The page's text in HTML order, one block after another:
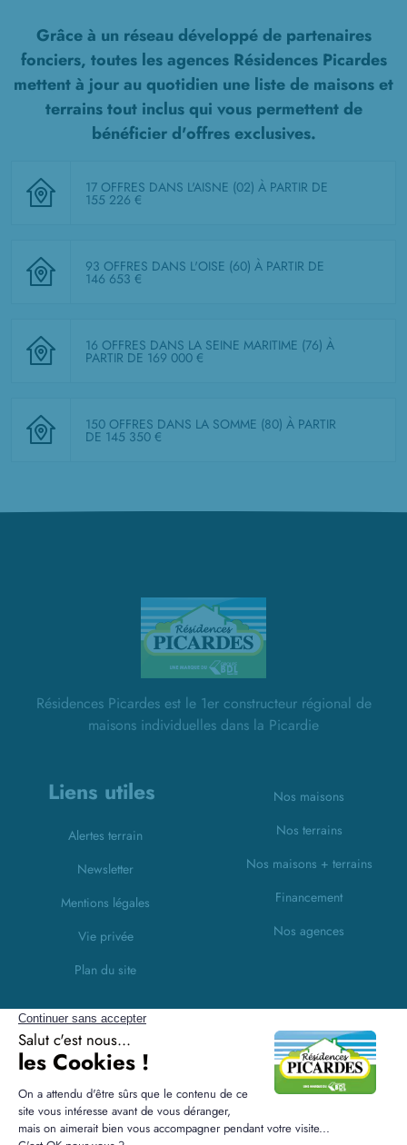
Grâce à un réseau développé de partenaires
fonciers, toutes les agences Résidences Picardes
mettent à jour au quotidien une liste de maisons et
terrains tout inclusqui vous permettent de
bénéficier d'offres exclusives.
17 OFFRES DANS L'AISNE (02) À PARTIR DE
155 226 €
93 OFFRES DANS L'OISE (60) À PARTIR DE
146 653 €
16 OFFRES DANS LA SEINE MARITIME (76) À
PARTIR DE 169 000 €
150 OFFRES DANS LA SOMME (80) À PARTIR
DE 145 350 €
Résidences Picardes est le 1er constructeur régional de
maisons individuelles dans la Picardie
Liens utiles
Alertes terrain
Newsletter
Mentions légales
Vie privée
Plan du site
Nos maisons
Nos terrains
Nos maisons + terrains
Financement
Nos agences